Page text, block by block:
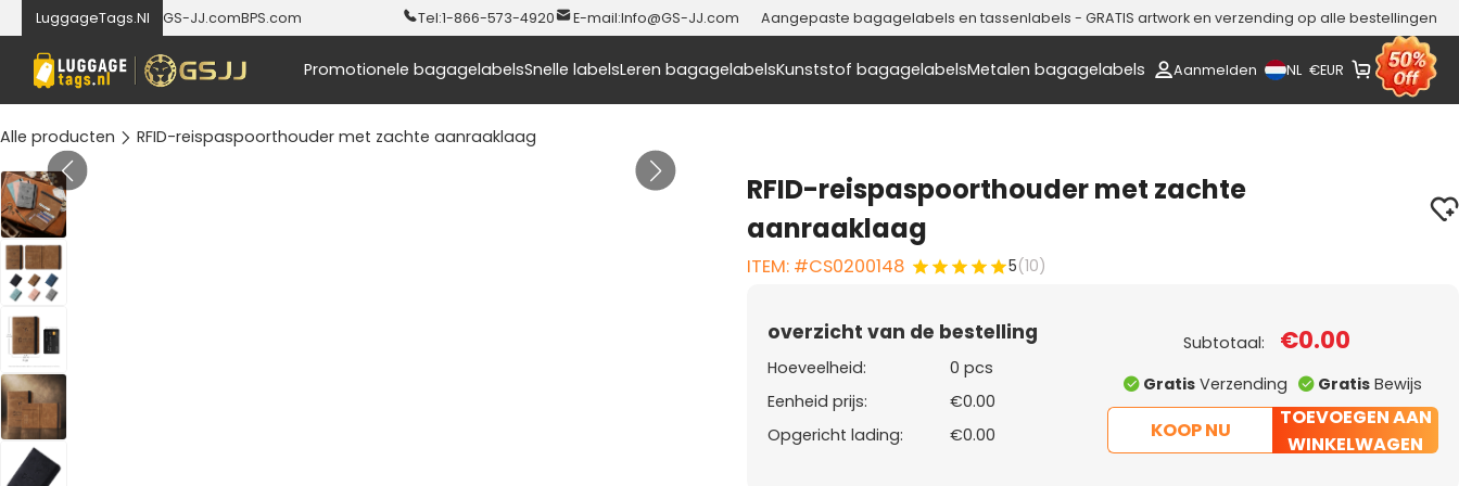
LuggageTags.Nl GS-JJ.comBPS.com Tel:1-866-573-4920 E-mail:Info@GS-JJ.com Aangepaste bagagelabels en tassenlabels - GRATIS artwork en verzending op alle bestellingen
Promotionele bagagelabelsSnelle labelsLeren bagagelabelsKunststof bagagelabelsMetalen bagagelabels Aanmelden NL €EUR
Alle producten RFID-reispaspoorthouder met zachte aanraaklaag
RFID-reispaspoorthouder met zachte
aanraaklaag
ITEM: #CS0200148 5(10)
overzicht van de bestelling
Hoeveelheid:
0 pcs
Eenheid prijs:
€0.00
Opgericht lading:
€0.00
Subtotaal: €0.00
GratisVerzending GratisBewijs
KOOP NU
TOEVOEGEN AAN
WINKELWAGEN